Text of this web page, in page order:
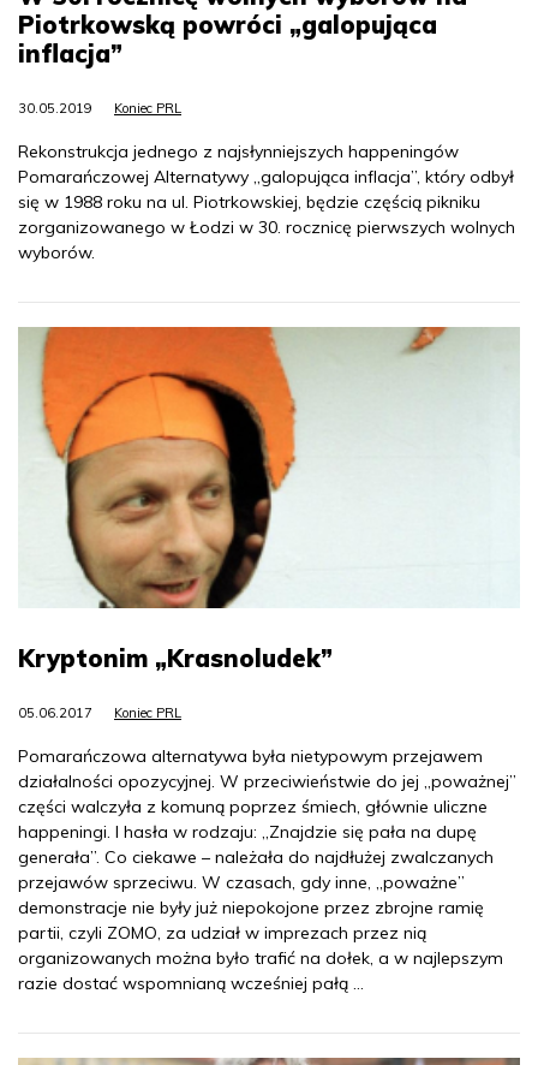
Piotrkowską powróci „galopująca
inflacja”
30.05.2019 Koniec PRL
Rekonstrukcja jednego z najsłynniejszych happeningów
Pomarańczowej Alternatywy „galopująca inflacja”, który odbył
się w 1988 roku na ul. Piotrkowskiej, będzie częścią pikniku
zorganizowanego w Łodzi w 30. rocznicę pierwszych wolnych
wyborów.
Kryptonim „Krasnoludek”
05.06.2017 Koniec PRL
Pomarańczowa alternatywa była nietypowym przejawem
działalności opozycyjnej. W przeciwieństwie do jej „poważnej”
części walczyła z komuną poprzez śmiech, głównie uliczne
happeningi. I hasła w rodzaju: „Znajdzie się pała na dupę
generała”. Co ciekawe – należała do najdłużej zwalczanych
przejawów sprzeciwu. W czasach, gdy inne, „poważne”
demonstracje nie były już niepokojone przez zbrojne ramię
partii, czyli ZOMO, za udział w imprezach przez nią
organizowanych można było trafić na dołek, a w najlepszym
razie dostać wspomnianą wcześniej pałą …